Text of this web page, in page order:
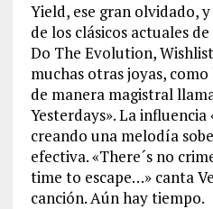
Yield, ese gran olvidado,
de los clásicos actuales
Do The Evolution,
muchas otras joyas,
de manera magistral
Yesterdays». La influencia
creando una melodía
efectiva. «There´s no
time to escape…» canta
canción. Aún hay tiempo.